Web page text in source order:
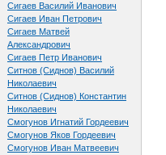
Сигаев Василий Иванович
Сигаев Иван Петрович
Сигаев Матвей
Александрович
Сигаев Петр Иванович
Ситнов (Сиднов) Василий
Николаевич
Ситнов (Сиднов) Константин
Николаевич
Смогунов Игнатий Гордеевич
Смогунов Яков Гордеевич
Смогунов Иван Матвеевич